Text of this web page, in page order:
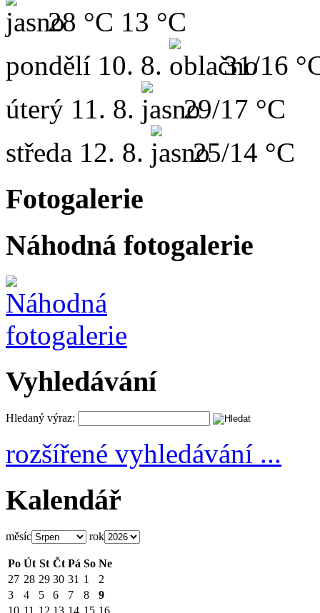
28 °C 13 °C
pondělí 10. 8.
31/16
úterý 11. 8.
29/17 °C
středa 12. 8. 25/14 °C
Fotogalerie
Náhodná fotogalerie
Vyhledávání
Hledaný výraz:
rozšířené vyhledávání ...
Kalendář
měsíc rok
Po Út St Čt Pá So Ne
27 28 29 30 31 1
2
3
4 5 6 7 8
9
10 11 12 13 14 15 16